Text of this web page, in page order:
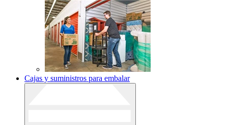
Cajas y suministros para embalar